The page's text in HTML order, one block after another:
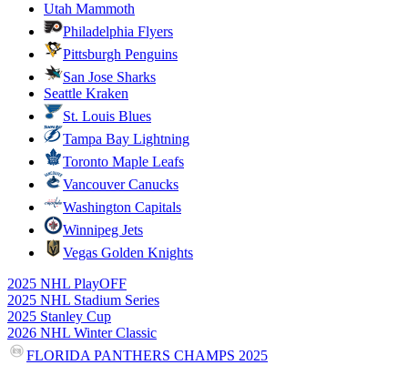
Utah Mammoth
Philadelphia Flyers
Pittsburgh Penguins
San Jose Sharks
Seattle Kraken
St. Louis Blues
Tampa Bay Lightning
Toronto Maple Leafs
Vancouver Canucks
Washington Capitals
Winnipeg Jets
Vegas Golden Knights
2025 NHL PlayOFF
2025 NHL Stadium Series
2025 Stanley Cup
2026 NHL Winter Classic
FLORIDA PANTHERS CHAMPS 2025